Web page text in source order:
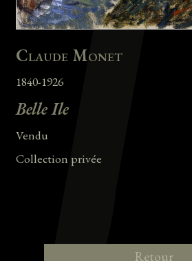
Claude Monet
1840-1926
Belle Ile
Vendu
Collection privée
Retour